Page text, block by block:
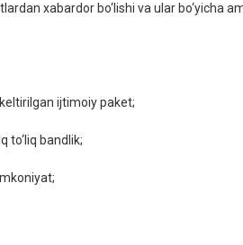
xabardor bo‘lishi va ular bo‘yicha
ijtimoiy paket;
to‘liq bandlik;